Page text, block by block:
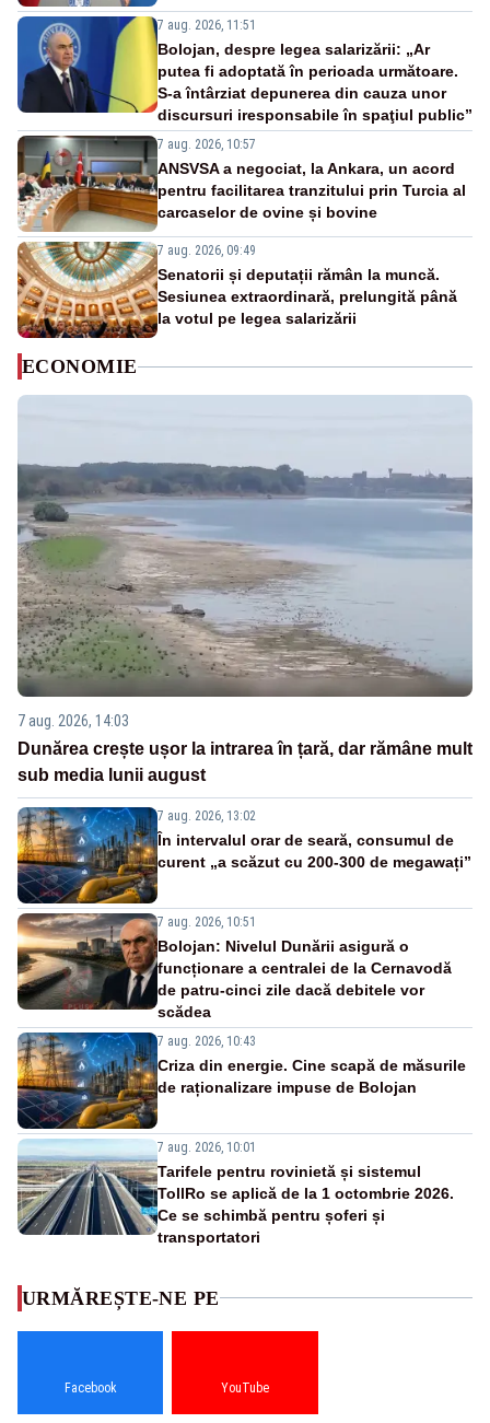
7 aug. 2026, 11:51
Bolojan, despre legea salarizării: „Ar
putea fi adoptată în perioada următoare.
S-a întârziat depunerea din cauza unor
discursuri iresponsabile în spaţiul public”
7 aug. 2026, 10:57
ANSVSA a negociat, la Ankara, un acord
pentru facilitarea tranzitului prin Turcia al
carcaselor de ovine și bovine
7 aug. 2026, 09:49
Senatorii și deputații rămân la muncă.
Sesiunea extraordinară, prelungită până
la votul pe legea salarizării
ECONOMIE
7 aug. 2026, 14:03
Dunărea crește ușor la intrarea în țară, dar rămâne mult
sub media lunii august
7 aug. 2026, 13:02
În intervalul orar de seară, consumul de
curent „a scăzut cu 200-300 de megawați”
7 aug. 2026, 10:51
Bolojan: Nivelul Dunării asigură o
funcționare a centralei de la Cernavodă
de patru-cinci zile dacă debitele vor
scădea
7 aug. 2026, 10:43
Criza din energie. Cine scapă de măsurile
de raționalizare impuse de Bolojan
7 aug. 2026, 10:01
Tarifele pentru rovinietă și sistemul
TollRo se aplică de la 1 octombrie 2026.
Ce se schimbă pentru șoferi și
transportatori
URMĂREȘTE-NE PE
Facebook YouTube